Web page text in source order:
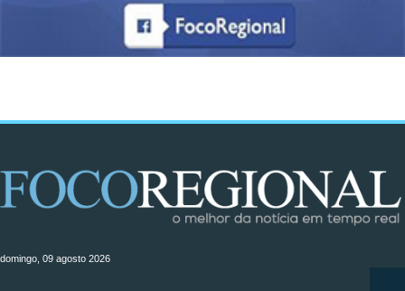
domingo, 09 agosto 2026